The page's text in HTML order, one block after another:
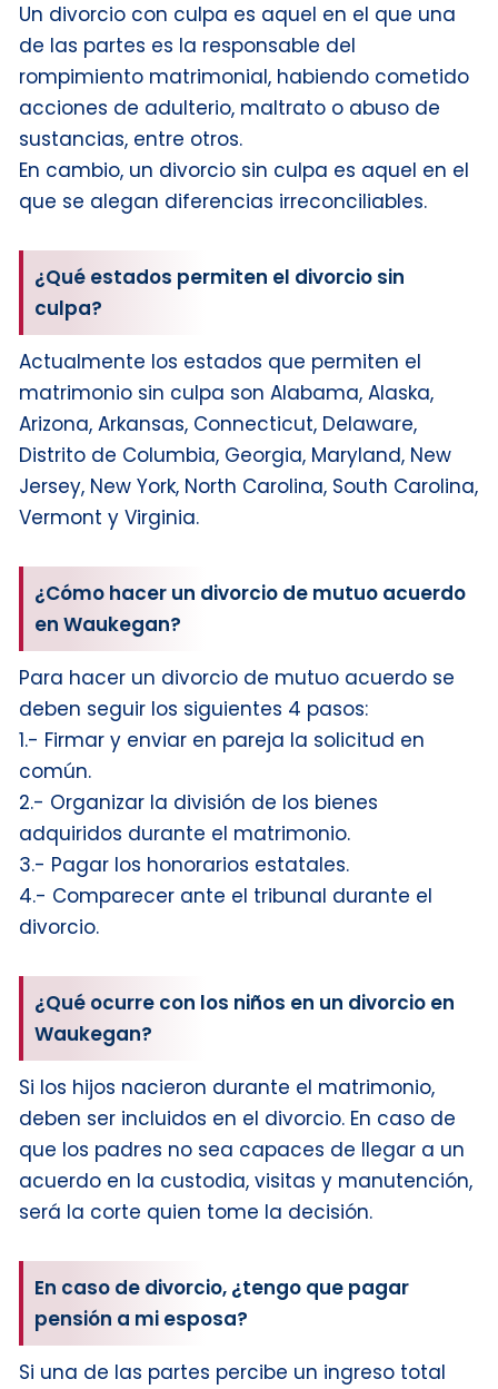
Un divorcio con culpa es aquel en el que una
de las partes es la responsable del
rompimiento matrimonial, habiendo cometido
acciones de adulterio, maltrato o abuso de
sustancias, entre otros.
En cambio, un divorcio sin culpa es aquel en el
que se alegan diferencias irreconciliables.
¿Qué estados permiten el divorcio sin
culpa?
Actualmente los estados que permiten el
matrimonio sin culpa son Alabama, Alaska,
Arizona, Arkansas, Connecticut, Delaware,
Distrito de Columbia, Georgia, Maryland, New
Jersey, New York, North Carolina, South Carolina,
Vermont y Virginia.
¿Cómo hacer un divorcio de mutuo acuerdo
en Waukegan?
Para hacer un divorcio de mutuo acuerdo se
deben seguir los siguientes 4 pasos:
1.- Firmar y enviar en pareja la solicitud en
común.
2.- Organizar la división de los bienes
adquiridos durante el matrimonio.
3.- Pagar los honorarios estatales.
4.- Comparecer ante el tribunal durante el
divorcio.
¿Qué ocurre con los niños en un divorcio en
Waukegan?
Si los hijos nacieron durante el matrimonio,
deben ser incluidos en el divorcio. En caso de
que los padres no sea capaces de llegar a un
acuerdo en la custodia, visitas y manutención,
será la corte quien tome la decisión.
En caso de divorcio, ¿tengo que pagar
pensión a mi esposa?
Si una de las partes percibe un ingreso total